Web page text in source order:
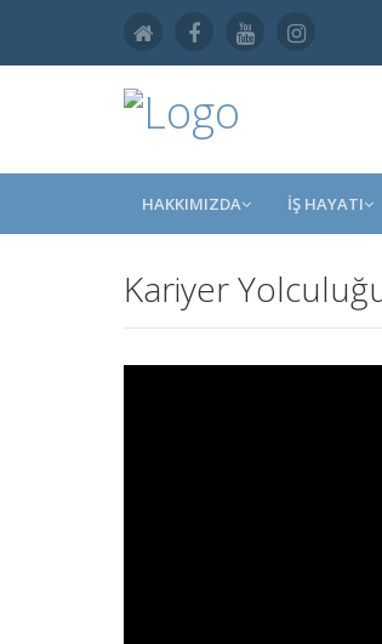
HAKKIMIZDA İŞ HAYATI
Kariyer